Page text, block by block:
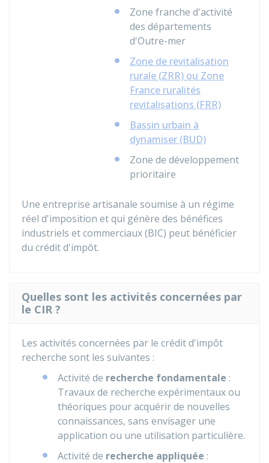
Zone franche d'activité
des départements
d'Outre-mer
Zone de revitalisation
rurale (ZRR) ou Zone
France ruralités
revitalisations (FRR)
Bassin urbain à
dynamiser (BUD)
Zone de développement
prioritaire
Une entreprise artisanale soumise à un régime
réel d'imposition et qui génère des bénéfices
industriels et commerciaux (BIC) peut bénéficier
du crédit d'impôt.
Quelles sont les activités concernées par
le CIR ?
Les activités concernées par le crédit d'impôt
recherche sont les suivantes :
Activité de recherche fondamentale :
Travaux de recherche expérimentaux ou
théoriques pour acquérir de nouvelles
connaissances, sans envisager une
application ou une utilisation particulière.
Activité de recherche appliquée :